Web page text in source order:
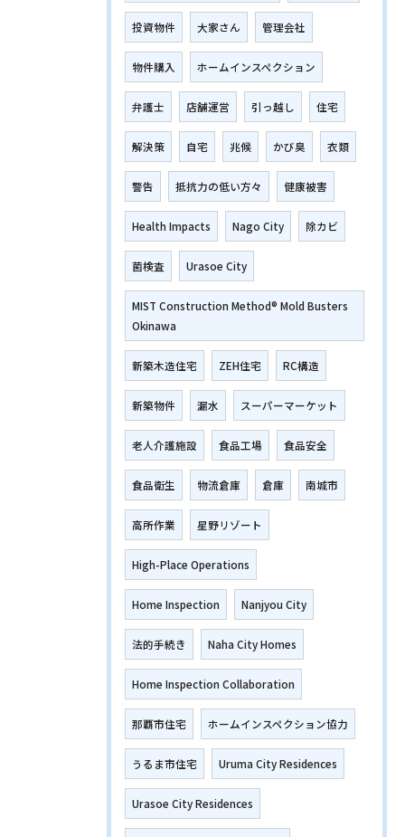
投資物件 大家さん 管理会社
物件購入 ホームインスペクション
弁護士 店舗運営 引っ越し 住宅
解決策 自宅 兆候 かび臭 衣類
警告 抵抗力の低い方々 健康被害
Health Impacts Nago City 除カビ
菌検査 Urasoe City
MIST Construction Method® Mold Busters
Okinawa
新築木造住宅 ZEH住宅 RC構造
新築物件 漏水 スーパーマーケット
老人介護施設 食品工場 食品安全
食品衛生 物流倉庫 倉庫 南城市
高所作業 星野リゾート
High-Place Operations
Home Inspection Nanjyou City
法的手続き Naha City Homes
Home Inspection Collaboration
那覇市住宅 ホームインスペクション協力
うるま市住宅 Uruma City Residences
Urasoe City Residences